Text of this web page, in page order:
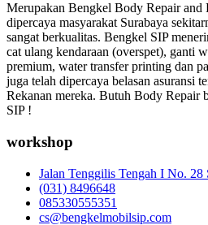
Merupakan Bengkel Body Repair and
dipercaya masyarakat Surabaya
sangat berkualitas. Bengkel SIP
cat ulang kendaraan (overspet), ganti
premium, water transfer printing dan
juga telah dipercaya belasan asuransi
Rekanan mereka. Butuh Body Repair
SIP !
workshop
Jalan Tenggilis Tengah I No. 28
(031) 8496648
085330555351
cs@bengkelmobilsip.com